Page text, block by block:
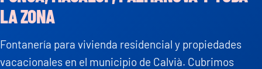
LA ZONA
Fontanería para vivienda residencial y propiedades
vacacionales en el municipio de Calvià. Cubrimos